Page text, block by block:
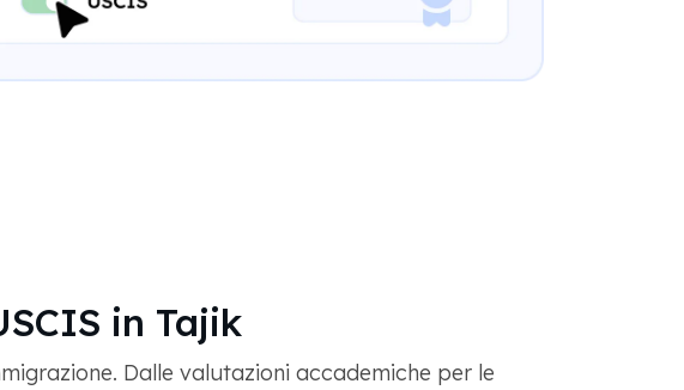
in Tajik
Dalle valutazioni accademiche per le